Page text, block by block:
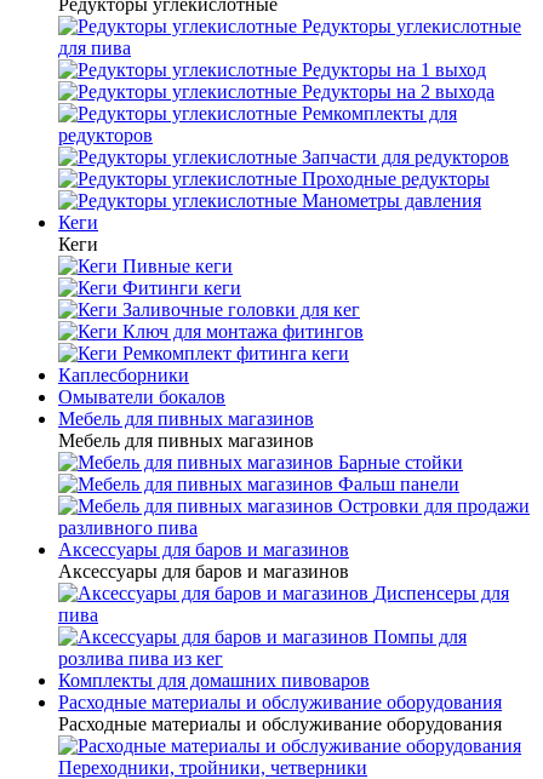
Редукторы углекислотные
Редукторы углекислотные
для пива
Редукторы на 1 выход
Редукторы на 2 выхода
Ремкомплекты для
редукторов
Запчасти для редукторов
Проходные редукторы
Манометры давления
Кеги
Кеги
Пивные кеги
Фитинги кеги
Заливочные головки для кег
Ключ для монтажа фитингов
Ремкомплект фитинга кеги
Каплесборники
Омыватели бокалов
Мебель для пивных магазинов
Мебель для пивных магазинов
Барные стойки
Фальш панели
Островки для продажи
разливного пива
Аксессуары для баров и магазинов
Аксессуары для баров и магазинов
Диспенсеры для
пива
Помпы для
розлива пива из кег
Комплекты для домашних пивоваров
Расходные материалы и обслуживание оборудования
Расходные материалы и обслуживание оборудования
Переходники, тройники, четверники